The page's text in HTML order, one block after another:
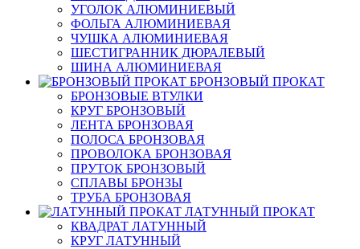
УГОЛОК АЛЮМИНИЕВЫЙ
ФОЛЬГА АЛЮМИНИЕВАЯ
ЧУШКА АЛЮМИНИЕВАЯ
ШЕСТИГРАННИК ДЮРАЛЕВЫЙ
ШИНА АЛЮМИНИЕВАЯ
БРОНЗОВЫЙ ПРОКАТ
БРОНЗОВЫЕ ВТУЛКИ
КРУГ БРОНЗОВЫЙ
ЛЕНТА БРОНЗОВАЯ
ПОЛОСА БРОНЗОВАЯ
ПРОВОЛОКА БРОНЗОВАЯ
ПРУТОК БРОНЗОВЫЙ
СПЛАВЫ БРОНЗЫ
ТРУБА БРОНЗОВАЯ
ЛАТУННЫЙ ПРОКАТ
КВАДРАТ ЛАТУННЫЙ
КРУГ ЛАТУННЫЙ